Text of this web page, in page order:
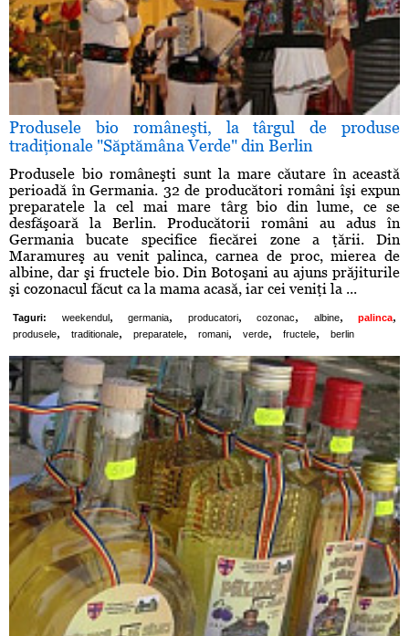
Produsele bio româneşti, la târgul de produse
tradiţionale "Săptămâna Verde" din Berlin
Produsele bio româneşti sunt la mare căutare în această
perioadă în Germania. 32 de producători români îşi expun
preparatele la cel mai mare târg bio din lume, ce se
desfăşoară la Berlin. Producătorii români au adus în
Germania bucate specifice fiecărei zone a ţării. Din
Maramureş au venit palinca, carnea de proc, mierea de
albine, dar şi fructele bio. Din Botoşani au ajuns prăjiturile
şi cozonacul făcut ca la mama acasă, iar cei veniţi la ...
Taguri: weekendul, germania, producatori, cozonac, albine, palinca,
produsele, traditionale, preparatele, romani, verde, fructele, berlin